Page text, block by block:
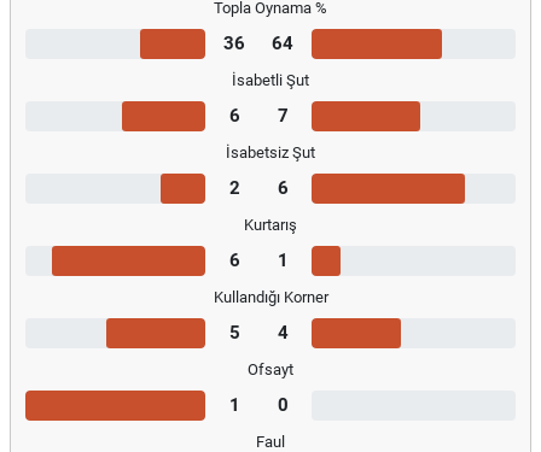
Topla Oynama %
36 64
İsabetli Şut
6 7
İsabetsiz Şut
2 6
Kurtarış
6 1
Kullandığı Korner
5 4
Ofsayt
1 0
Faul